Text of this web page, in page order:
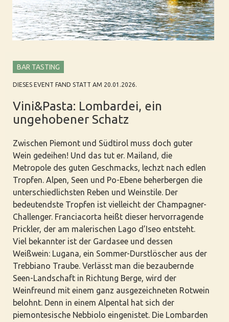
BAR TASTING
DIESES EVENT FAND STATT AM 20.01.2026.
Vini&Pasta: Lombardei, ein
ungehobener Schatz
Zwischen Piemont und Südtirol muss doch guter
Wein gedeihen! Und das tut er. Mailand, die
Metropole des guten Geschmacks, lechzt nach edlen
Tropfen. Alpen, Seen und Po-Ebene beherbergen die
unterschiedlichsten Reben und Weinstile. Der
bedeutendste Tropfen ist vielleicht der Champagner-
Challenger. Franciacorta heißt dieser hervorragende
Prickler, der am malerischen Lago d’Iseo entsteht.
Viel bekannter ist der Gardasee und dessen
Weißwein: Lugana, ein Sommer-Durstlöscher aus der
Trebbiano Traube. Verlässt man die bezaubernde
Seen-Landschaft in Richtung Berge, wird der
Weinfreund mit einem ganz ausgezeichneten Rotwein
belohnt. Denn in einem Alpental hat sich der
piemontesische Nebbiolo eingenistet. Die Lombarden